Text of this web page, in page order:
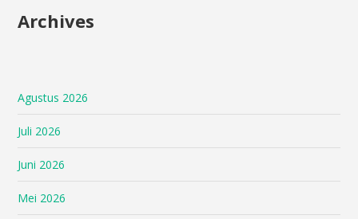
Archives
Agustus 2026
Juli 2026
Juni 2026
Mei 2026